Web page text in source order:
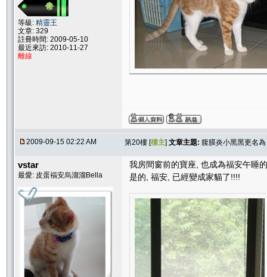
等級: 精靈王
文章: 329
註冊時間: 2009-05-10
最近來訪: 2010-11-27
離線
2009-09-15 02:22 AM 第20樓 [樓主] 文章主題: 腹膜炎小黑黑更名
vstar
最愛: 皮蛋福安烏溜溜Bella
我房間窗前的寶座, 也成為福安午睡
是的, 福安, 已經變成家貓了!!!!